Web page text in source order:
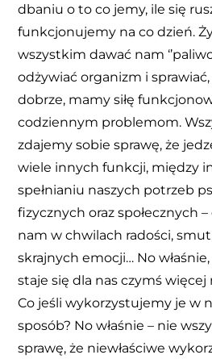
dbaniu o to co jemy, ile się
funkcjonujemy na co dzień.
wszystkim dawać nam
odżywiać organizm i
dobrze, mamy siłę
codziennym problemom.
zdajemy sobie sprawę, że
wiele innych funkcji, między
spełnianiu naszych potrzeb
fizycznych oraz społecznych
nam w chwilach radości,
skrajnych emocji… No
staje się dla nas czymś
Co jeśli wykorzystujemy je w
sposób? No właśnie – nie
sprawę, że niewłaściwe